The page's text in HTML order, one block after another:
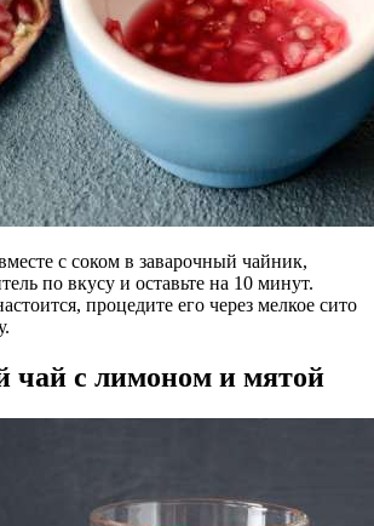
с соком в заварочный чайник,
по вкусу и оставьте на 10 минут.
процедите его через мелкое сито
чай с лимоном и мятой